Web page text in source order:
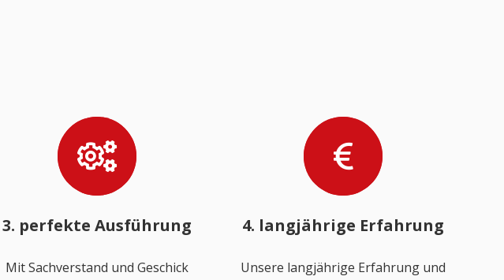
3. perfekte Ausführung
Mit Sachverstand und Geschick
4. langjährige Erfahrung
Unsere langjährige Erfahrung und